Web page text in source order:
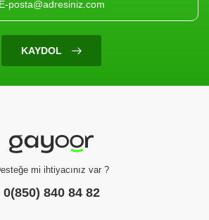
Uygun
KAYDOL
mi ihtiyacınız var ?
0(850) 840 84 82